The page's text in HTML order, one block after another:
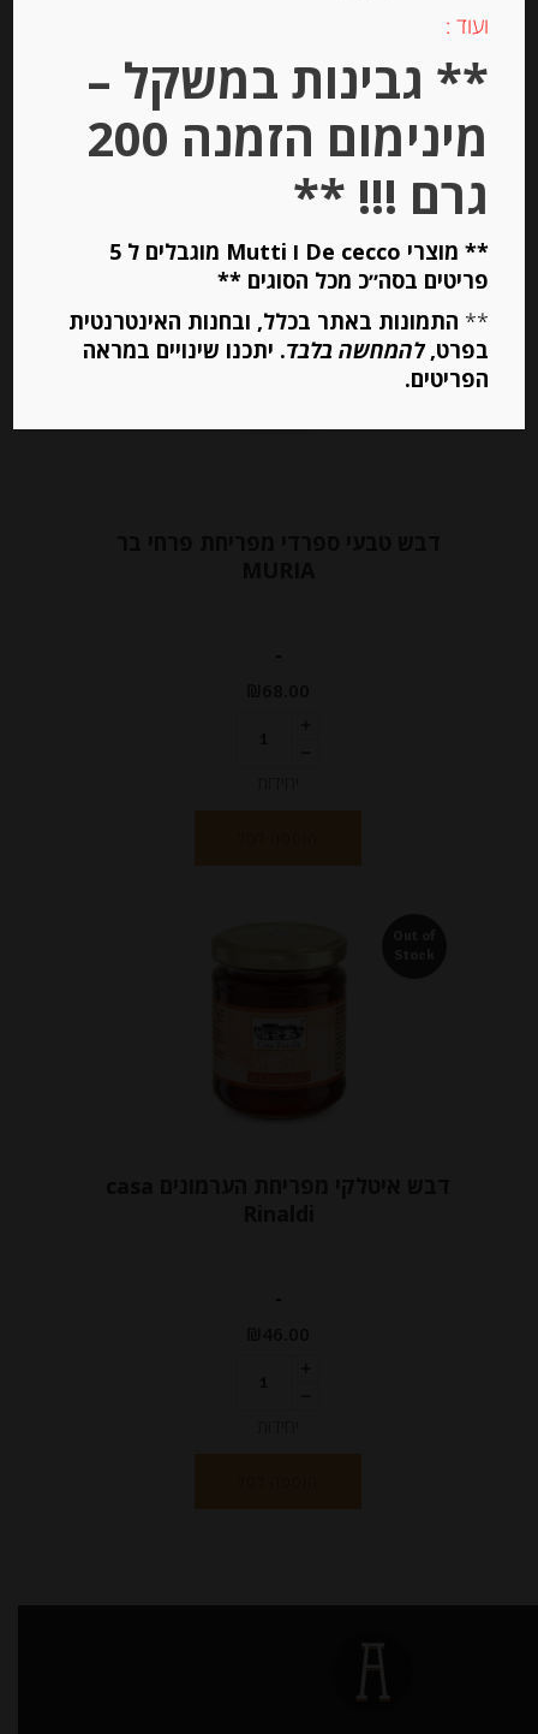
יחידות
הוספה לסל
Out of
Stock
-
-
ועוד :
** גבינות במשקל –
מינימום הזמנה 200
גרם !!! **
** מוצרי De cecco ו Mutti מוגבלים ל 5
פריטים בסה״כ מכל הסוגים **
** התמונות באתר בכלל, ובחנות האינטרנטית
בפרט,להמחשה בלבד. יתכנו שינויים במראה
הפריטים.